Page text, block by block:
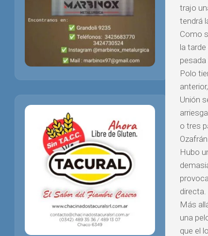
trajo
tendrá
Como
la
Polo
Unión
o tres
Hubo
directa.
Más
una
que el